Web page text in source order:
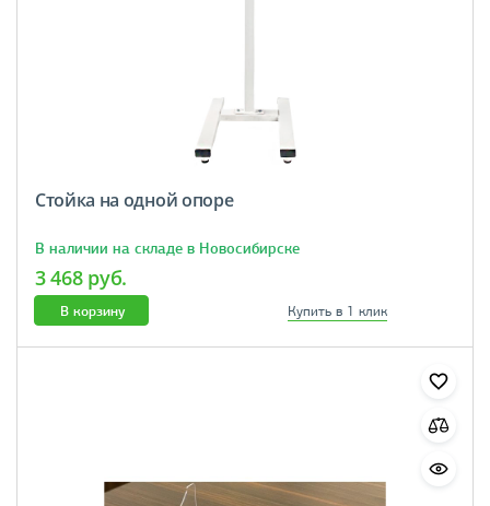
Стойка на одной опоре
В наличии на складе в Новосибирске
3 468 руб.
В корзину Купить в 1 клик